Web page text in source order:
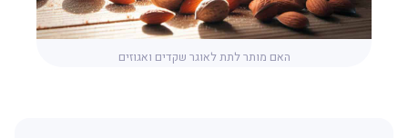
האם מותר לתת לאוגר שקדים ואגוזים